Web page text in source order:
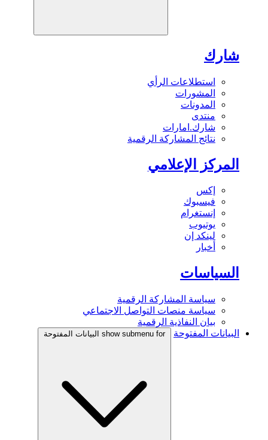
شارك
استطلاعات الرأي
المشورات
المدونات
منتدى
شارك.امارات
نتائج المشاركة الرقمية
المركز الإعلامي
إكس
فيسبوك
إنستغرام
يوتيوب
لينكد إن
أخبار
السياسات
سياسة المشاركة الرقمية
سياسة منصات التواصل الاجتماعي
بيان النفاذية الرقمية
البيانات المفتوحة
show submenu for البيانات المفتوحة